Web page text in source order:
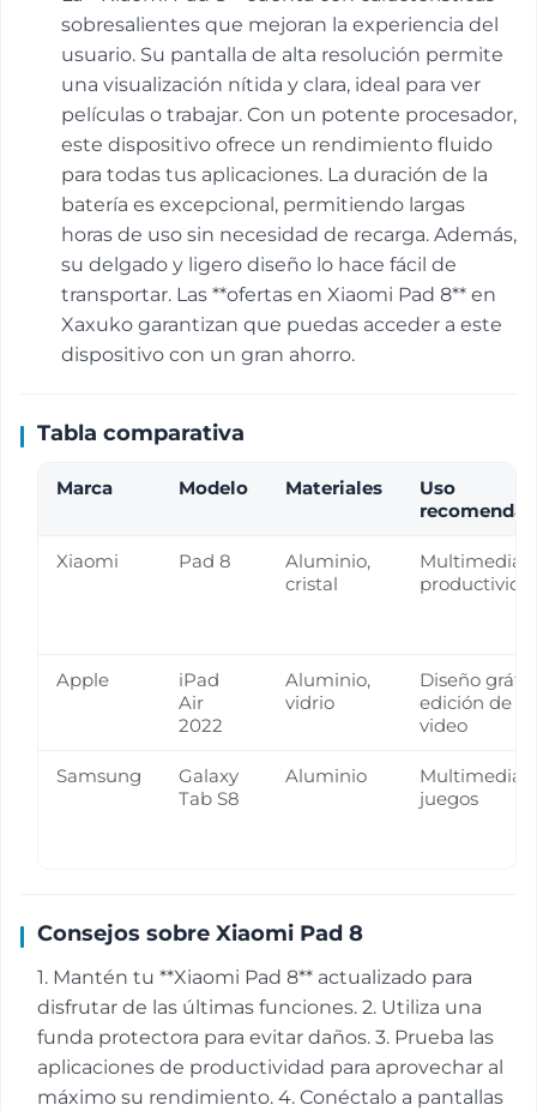
sobresalientes que mejoran la experiencia del
usuario. Su pantalla de alta resolución permite
una visualización nítida y clara, ideal para ver
películas o trabajar. Con un potente procesador,
este dispositivo ofrece un rendimiento fluido
para todas tus aplicaciones. La duración de la
batería es excepcional, permitiendo largas
horas de uso sin necesidad de recarga. Además,
su delgado y ligero diseño lo hace fácil de
transportar. Las **ofertas en Xiaomi Pad 8** en
Xaxuko garantizan que puedas acceder a este
dispositivo con un gran ahorro.
Tabla comparativa
Marca Modelo Materiales
Uso
Xiaomi Pad 8
Aluminio,
cristal
Multimedia,
Apple
iPad
Air
2022
Aluminio,
vidrio
Diseño
edición de
video
Samsung
Galaxy
Tab S8
Aluminio
Multimedia,
juegos
Consejos sobre Xiaomi Pad 8
1. Mantén tu **Xiaomi Pad 8** actualizado para
disfrutar de las últimas funciones. 2. Utiliza una
funda protectora para evitar daños. 3. Prueba las
aplicaciones de productividad para aprovechar al
máximo su rendimiento. 4. Conéctalo a pantallas